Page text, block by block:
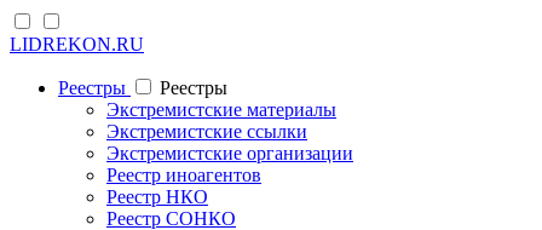
LIDREKON.RU
Реестры
Реестры
Экстремистские материалы
Экстремистские ссылки
Экстремистские организации
Реестр иноагентов
Реестр НКО
Реестр СОНКО